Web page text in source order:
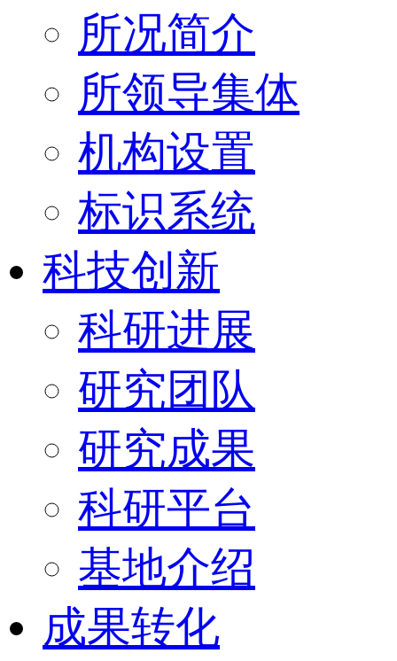
所况简介
所领导集体
机构设置
标识系统
科技创新
科研进展
研究团队
研究成果
科研平台
基地介绍
成果转化